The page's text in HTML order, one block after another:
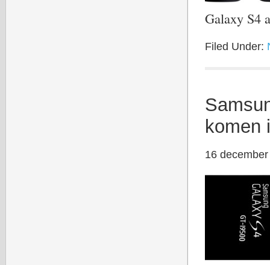
Galaxy S4
Filed Under:
komen
16